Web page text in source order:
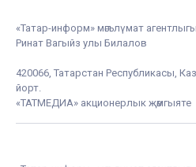
«Татар-информ» мәгълүмат
Ринат Вагыйз улы Билалов
420066, Татарстан Республикасы,
йорт.
«ТАТМЕДИА» акционерлык җәмгыяте